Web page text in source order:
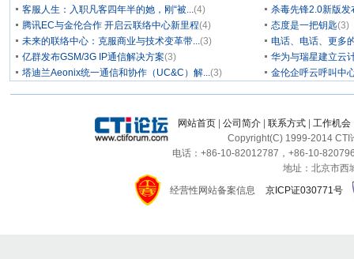
客服人生：入职凡客四年半的她，刚“被...(4)
杀毒先锋2.0新版发
腾讯EC与金伦合作 开启云联络中心新里程(4) 态度是一把钥匙(3)
未来的联络中心：克服商业与技术变革带...(3)
电话、电话、更多
亿群发布GSM/3G IP通信解决方案(3)
华为与瑞星建立云
塔迪兰Aeonix统一通信和协作（UC&C）解...(3) 金伦企呼云呼叫中
网站首页 公司简介 联系方式 工作机会
Copyright(C) 1999-2014 CTI
电话：+86-10-82012787，+86-10-
地址：北京市西
经营性网站备案信息
京ICP证030771号